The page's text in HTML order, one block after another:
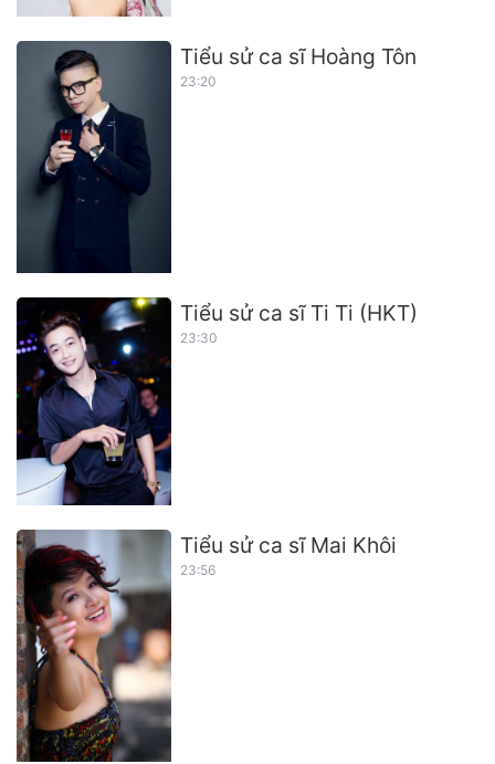
Tiểu sử ca sĩ Hoàng Tôn
23:20
Tiểu sử ca sĩ Ti Ti (HKT)
23:30
Tiểu sử ca sĩ Mai Khôi
23:56